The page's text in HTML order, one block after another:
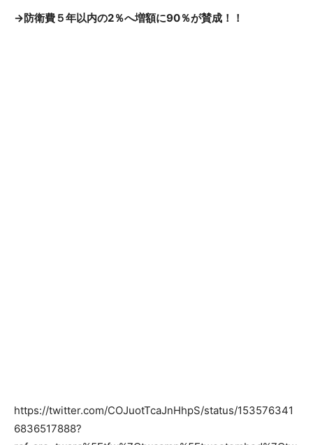
→防衛費５年以内の2％へ増額に90％が賛成！！
https://twitter.com/COJuotTcaJnHhpS/status/153576341
6836517888?